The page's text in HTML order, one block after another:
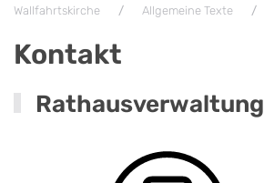
Wallfahrtskirche
Allgemeine Texte
Kontakt
Rathausverwaltung